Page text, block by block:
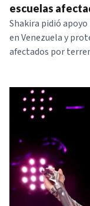
escuelas
Shakira pidió
en Venezuela y
afectados por